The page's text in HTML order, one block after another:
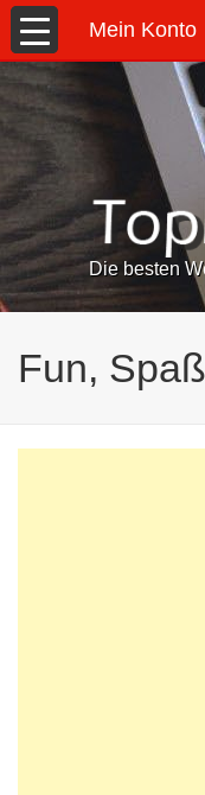
Mein Konto
Die besten
Fun,